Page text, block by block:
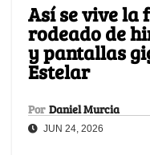
Así se vive
rodeado de
y pantallas
Estelar
Por Daniel Murcia
JUN 24, 2026